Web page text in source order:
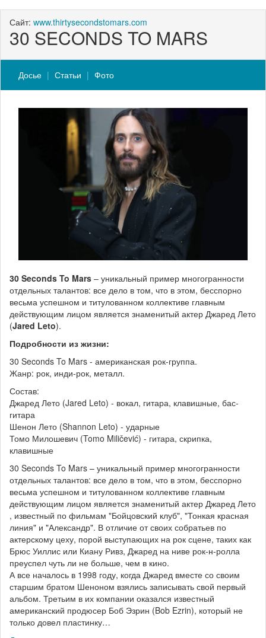
Сайт: www.thirtysecondstomars.com
30 SECONDS TO MARS
Досье Статьи Фото
30 Seconds To Mars – уникальный пример многогранности
отдельных талантов: все дело в том, что в этом, бесспорно
весьма успешном и титулованном коллективе главным
действующим лицом является знаменитый актер Джаред Лето
(Jared Leto).
Подробности из жизни:
30 Seconds To Mars - американская рок-группа.
Жанр: рок, инди-рок, металл.
Состав:
Джаред Лето (Jared Leto) - вокал, гитара, клавишные, бас-
гитара
Шенон Лето (Shannon Leto) - ударные
Томо Милошевич (Tomo Miličević) - гитара, скрипка,
клавишные
30 Seconds To Mars – уникальный пример многогранности
отдельных талантов: все дело в том, что в этом, бесспорно
весьма успешном и титулованном коллективе главным
действующим лицом является знаменитый актер Джаред Лето
, известный по фильмам "Бойцовский клуб", "Тонкая красная
линия" и "Александр". В отличие от своих собратьев по
актерскому цеху, порой выступающих на рок сцене, таких как
Брюс Уиллис или Киану Ривз, Джаред на ниве рок-н-ролла
преуспел чуть ли не больше, чем в кино.
А все началось в 1998 году, когда Джаред вместе со своим
старшим братом Шеноном взялись записывать свой первый
альбом. Третьим в их компании оказался известный
американский продюсер Боб Эзрин (Bob Ezrin), который не
только довел пластинку…